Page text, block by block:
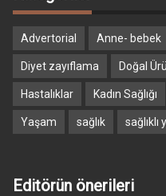
Advertorial Anne- bebek
Diyet zayıflama Doğal
Hastalıklar Kadın Sağlığı
Yaşam sağlık sağlıklı
Editörün önerileri